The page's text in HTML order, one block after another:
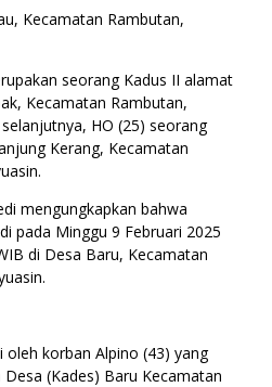
Kecamatan Rambutan,
seorang Kadus II alamat
Kecamatan Rambutan,
HO (25) seorang
Kerang, Kecamatan
mengungkapkan bahwa
pada Minggu 9 Februari 2025
di Desa Baru, Kecamatan
oleh korban Alpino (43) yang
(Kades) Baru Kecamatan